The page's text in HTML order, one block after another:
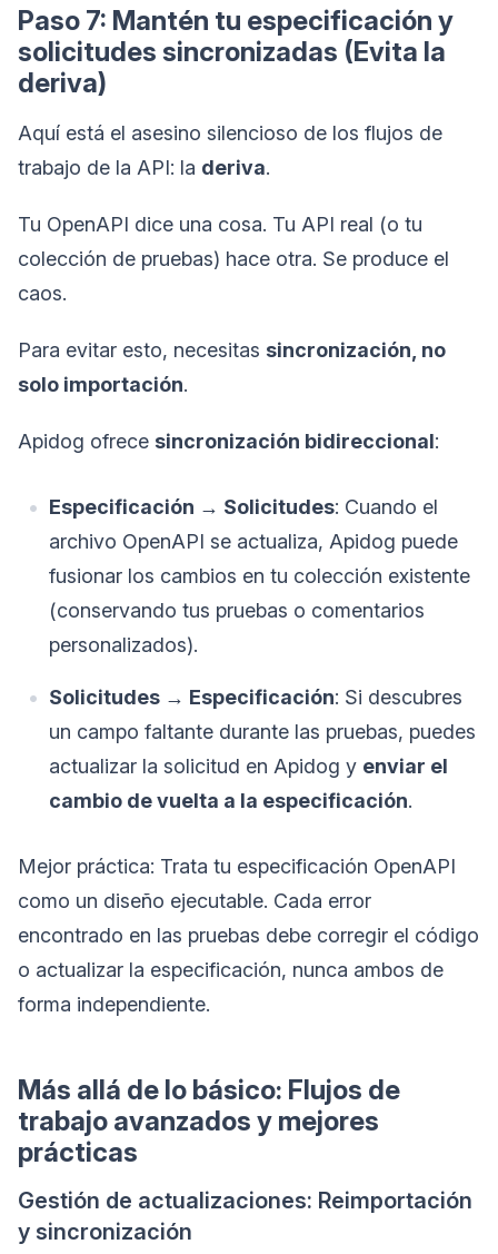
Paso 7: Mantén tu especificación y
solicitudes sincronizadas (Evita la
deriva)
Aquí está el asesino silencioso de los flujos de
trabajo de la API: la deriva.
Tu OpenAPI dice una cosa. Tu API real (o tu
colección de pruebas) hace otra. Se produce el
caos.
Para evitar esto, necesitas sincronización, no
solo importación.
Apidog ofrece sincronización bidireccional:
Especificación → Solicitudes: Cuando el
archivo OpenAPI se actualiza, Apidog puede
fusionar los cambios en tu colección existente
(conservando tus pruebas o comentarios
personalizados).
Solicitudes → Especificación: Si descubres
un campo faltante durante las pruebas, puedes
actualizar la solicitud en Apidog y enviar el
cambio de vuelta a la especificación.
Mejor práctica: Trata tu especificación OpenAPI
como un diseño ejecutable. Cada error
encontrado en las pruebas debe corregir el código
o actualizar la especificación, nunca ambos de
forma independiente.
Más allá de lo básico: Flujos de
trabajo avanzados y mejores
prácticas
Gestión de actualizaciones: Reimportación
y sincronización